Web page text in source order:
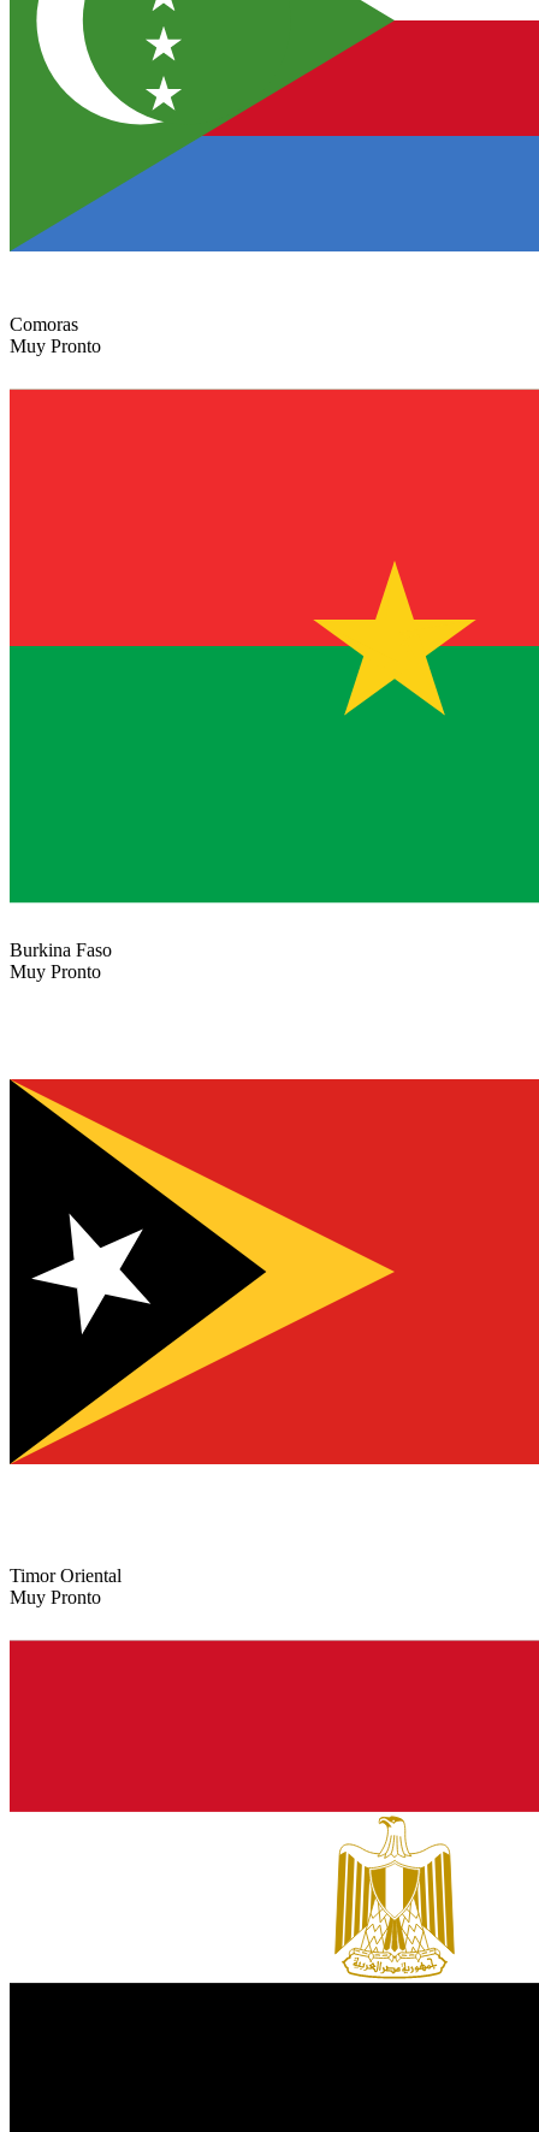
Comoras
Muy Pronto
Burkina Faso
Muy Pronto
Timor Oriental
Muy Pronto